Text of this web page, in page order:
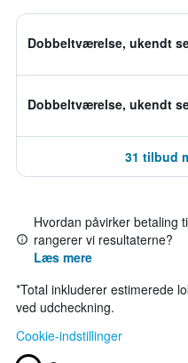
Dobbeltværelse, ukendt
Dobbeltværelse, ukendt
31 tilbud
Hvordan påvirker betaling
rangerer vi resultaterne?
Læs mere
*Total inkluderer estimerede
ved udcheckning.
Cookie-indstillinger